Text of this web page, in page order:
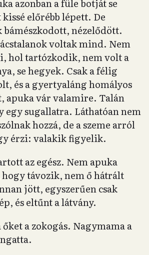
azonban a füle botját se
előrébb lépett. De
bámészkodott, nézelődött.
voltak mind. Nem
hol tartózkodik, nem volt a
se hegyek. Csak a félig
és a gyertyaláng homályos
apuka vár valamire. Talán
egy sugallatra. Láthatóan nem
hozzá, de a szeme arról
érzi: valakik figyelik.
az egész. Nem apuka
távozik, nem ő hátrált
jött, egyszerűen csak
és eltűnt a látvány.
a zokogás. Nagymama a